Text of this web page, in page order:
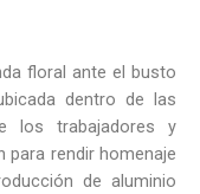
floral ante el busto
dentro de las
los trabajadores y
para rendir homenaje
de aluminio